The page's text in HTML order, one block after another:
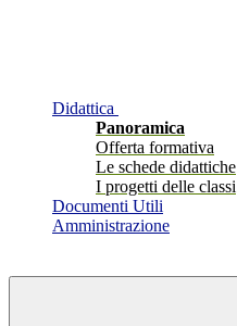
Didattica
Panoramica
Offerta formativa
Le schede didattiche
I progetti delle classi
Documenti Utili
Amministrazione